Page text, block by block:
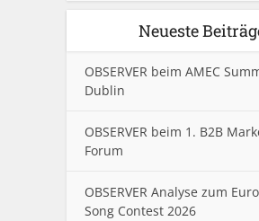
Neueste
OBSERVER beim AMEC
Dublin
OBSERVER beim 1. B2B
Forum
OBSERVER Analyse zum
Song Contest 2026